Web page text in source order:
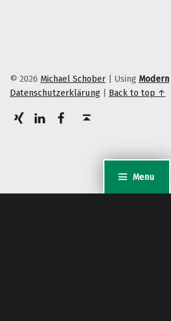
Menu
© 2026 Michael Schober | Using Modern
Datenschutzerklärung | Back to top ↑